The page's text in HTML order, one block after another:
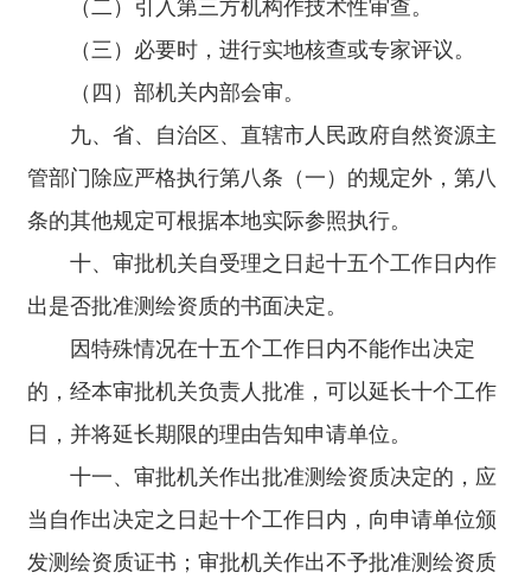
（三）符合专业标准规定的技术装备的所有权材料。
（四）符合通用标准规定的材料。 （五）申请甲级测
三、对在本标准实施前测绘单位已有的用于申请测绘
人老办法”，原有专业和职称等级继续有效。没有测绘专业
高级职称的注册测绘师可以计入中级测绘专业技术人员。
（二）引入第三方机构作技术性审查。
（三）必要时，进行实地核查或专家评议。
（四）部机关内部会审。
九、省、自治区、直辖市人民政府自然资源主
管部门除应严格执行第八条（一）的规定外，第八
条的其他规定可根据本地实际参照执行。
十、审批机关自受理之日起十五个工作日内作
出是否批准测绘资质的书面决定。
因特殊情况在十五个工作日内不能作出决定
的，经本审批机关负责人批准，可以延长十个工作
日，并将延长期限的理由告知申请单位。
十一、审批机关作出批准测绘资质决定的，应
当自作出决定之日起十个工作日内，向申请单位颁
发测绘资质证书；审批机关作出不予批准测绘资质